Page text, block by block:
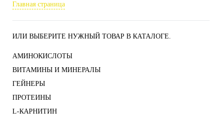
Главная страница
ИЛИ ВЫБЕРИТЕ НУЖНЫЙ ТОВАР В КАТАЛОГЕ.
АМИНОКИСЛОТЫ
ВИТАМИНЫ И МИНЕРАЛЫ
ГЕЙНЕРЫ
ПРОТЕИНЫ
L-КАРНИТИН